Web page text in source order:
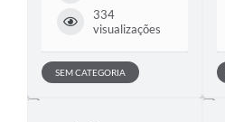
334
visualizações
SEM CATEGORIA